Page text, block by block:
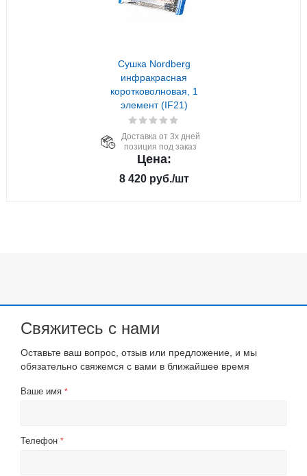
Сушка Nordberg
инфракрасная
коротковолновая, 1
элемент (IF21)
Доставка от 3х дней
позиция под заказ
Цена:
8 420руб./шт
Свяжитесь с нами
Оставьте ваш вопрос, отзыв или предложение, и мы
обязательно свяжемся с вами в ближайшее время
Ваше имя *
Телефон *